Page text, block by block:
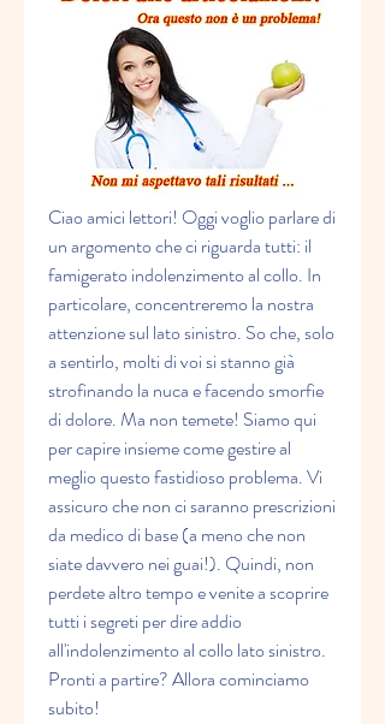
Ciao amici lettori! Oggi voglio parlare di
un argomento che ci riguarda tutti: il
famigerato indolenzimento al collo. In
particolare, concentreremo la nostra
attenzione sul lato sinistro. So che, solo
a sentirlo, molti di voi si stanno già
strofinando la nuca e facendo smorfie
di dolore. Ma non temete! Siamo qui
per capire insieme come gestire al
meglio questo fastidioso problema. Vi
assicuro che non ci saranno prescrizioni
da medico di base (a meno che non
siate davvero nei guai!). Quindi, non
perdete altro tempo e venite a scoprire
tutti i segreti per dire addio
all'indolenzimento al collo lato sinistro.
Pronti a partire? Allora cominciamo
subito!